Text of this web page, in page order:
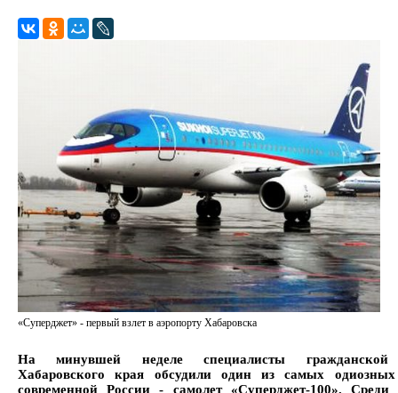
«Суперджет» - первый взлет в аэропорту Хабаровска
На минувшей неделе специалисты гражданской
Хабаровского края обсудили один из самых одиозных
современной России - самолет «Суперджет-100». Среди